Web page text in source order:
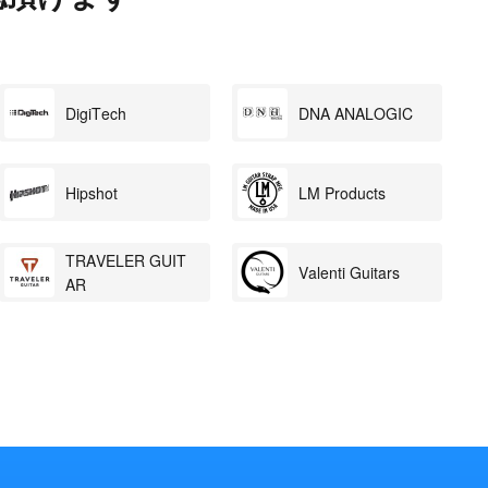
DigiTech DNA ANALOGIC
Hipshot LM Products
TRAVELER GUIT
AR
Valenti Guitars